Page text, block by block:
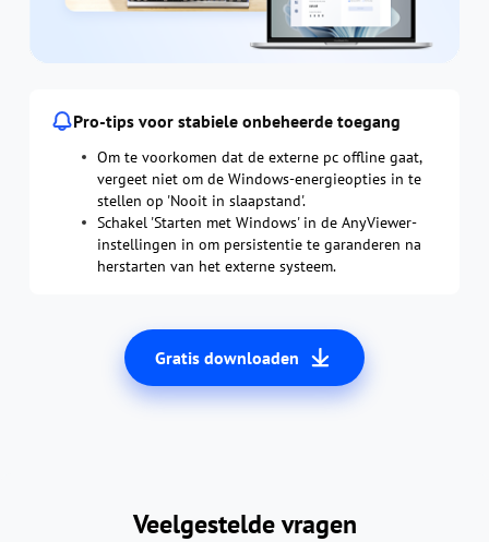
Pro-tips voor stabiele onbeheerde toegang
Om te voorkomen dat de externe pc offline gaat,
vergeet niet om de Windows-energieopties in te
stellen op 'Nooit in slaapstand'.
Schakel 'Starten met Windows' in de AnyViewer-
instellingen in om persistentie te garanderen na
herstarten van het externe systeem.
Gratis downloaden
Veelgestelde vragen